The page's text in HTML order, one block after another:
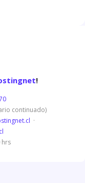
!
continuado)
·
hrs